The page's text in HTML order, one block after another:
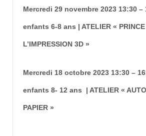
Mercredi 29 novembre 2023 13:30 –
enfants 6-8 ans | ATELIER « PRINCE
L’IMPRESSION 3D »
Mercredi 18 octobre 2023 13:30 –
enfants 8- 12 ans | ATELIER «
PAPIER »